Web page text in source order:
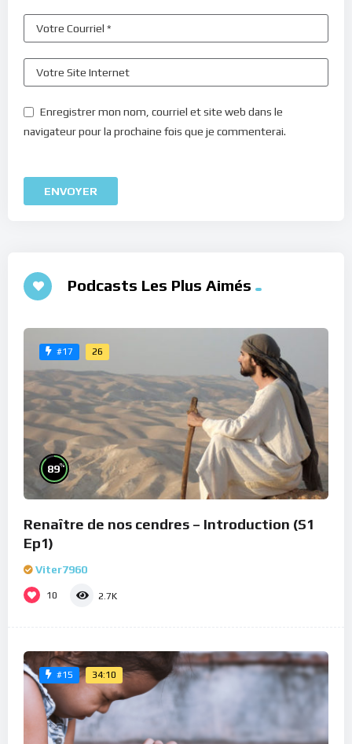
Enregistrer mon nom, courriel et site web dans le
navigateur pour la prochaine fois que je commenterai.
Podcasts Les Plus Aimés
#17 26
89%
Renaître de nos cendres – Introduction (S1
Ep1)
Viter7960
10 2.7K
#15 34:10